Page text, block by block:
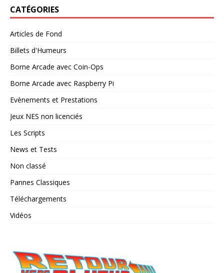
CATÉGORIES
Articles de Fond
Billets d'Humeurs
Borne Arcade avec Coin-Ops
Borne Arcade avec Raspberry Pi
Evènements et Prestations
Jeux NES non licenciés
Les Scripts
News et Tests
Non classé
Pannes Classiques
Téléchargements
Vidéos